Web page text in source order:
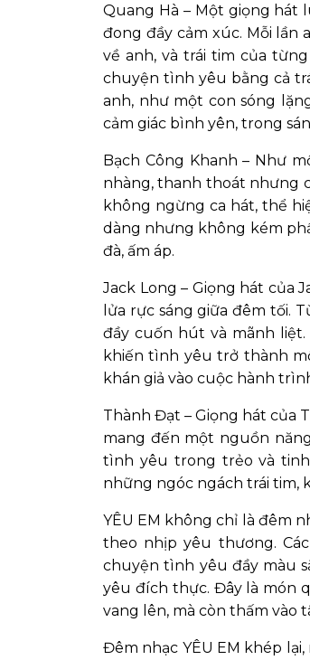
Quang Hà – Một giọng hát
đong đầy cảm xúc. Mỗi lần
về anh, và trái tim của
chuyện tình yêu bằng cả
anh, như một con sóng
cảm giác bình yên, trong
Bạch Công Khanh – Như
nhàng, thanh thoát nhưng
không ngừng ca hát, thể
dàng nhưng không kém
đà, ấm áp.
Jack Long – Giọng hát của
lửa rực sáng giữa đêm tối.
đầy cuốn hút và mãnh
khiến tình yêu trở thành
khán giả vào cuộc hành
Thành Đạt – Giọng hát của
mang đến một nguồn
tình yêu trong trẻo và tinh
những ngóc ngách trái tim,
YÊU EM không chỉ là đêm
theo nhịp yêu thương.
chuyện tình yêu đầy màu
yêu đích thực. Đây là món
vang lên, mà còn thấm vào
Đêm nhạc YÊU EM khép